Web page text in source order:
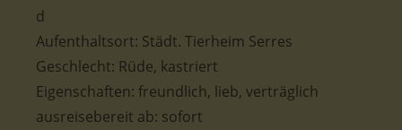
Aufenthaltsort: Städt. Tierheim Serres
Geschlecht: Rüde, kastriert
Eigenschaften: freundlich, lieb, verträglich
ausreisebereit ab: sofort